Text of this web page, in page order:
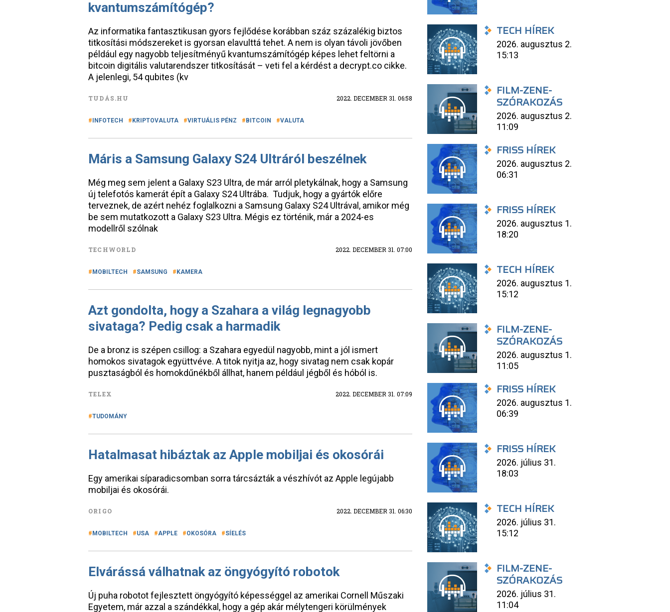
kvantumszámítógép?
Az informatika fantasztikusan gyors fejlődése korábban száz százalékig biztos
titkosítási módszereket is gyorsan elavulttá tehet. A nem is olyan távoli jövőben
például egy nagyobb teljesítményű kvantumszámítógép képes lehet feltörni a
bitcoin digitális valutarendszer titkosítását – veti fel a kérdést a decrypt.co cikke.
A jelenlegi, 54 qubites (kv
TUDÁS.HU 2022. DECEMBER 31. 06:58
INFOTECH KRIPTOVALUTA VIRTUÁLIS PÉNZ BITCOIN VALUTA
Máris a Samsung Galaxy S24 Ultráról beszélnek
Még meg sem jelent a Galaxy S23 Ultra, de már arról pletykálnak, hogy a Samsung
új telefotós kamerát épít a Galaxy S24 Ultrába. Tudjuk, hogy a gyártók előre
terveznek, de azért nehéz foglalkozni a Samsung Galaxy S24 Ultrával, amikor még
be sem mutatkozott a Galaxy S23 Ultra. Mégis ez történik, már a 2024-es
modellről szólnak
TECHWORLD 2022. DECEMBER 31. 07:00
MOBILTECH SAMSUNG KAMERA
Azt gondolta, hogy a Szahara a világ legnagyobb
sivataga? Pedig csak a harmadik
De a bronz is szépen csillog: a Szahara egyedül nagyobb, mint a jól ismert
homokos sivatagok együttvéve. A titok nyitja az, hogy sivatag nem csak kopár
pusztaságból és homokdűnékből állhat, hanem például jégből és hóból is.
TELEX 2022. DECEMBER 31. 07:09
TUDOMÁNY
Hatalmasat hibáztak az Apple mobiljai és okosórái
Egy amerikai síparadicsomban sorra tárcsázták a vészhívót az Apple legújabb
mobiljai és okosórái.
ORIGO 2022. DECEMBER 31. 06:30
MOBILTECH USA APPLE OKOSÓRA SÍELÉS
Elvárássá válhatnak az öngyógyító robotok
Új puha robotot fejlesztett öngyógyító képességgel az amerikai Cornell Műszaki
Egyetem, már azzal a szándékkal, hogy a gép akár mélytengeri körülmények
TECH HÍREK
2026. augusztus 2.
15:13
FILM-ZENE-
SZÓRAKOZÁS
2026. augusztus 2.
11:09
FRISS HÍREK
2026. augusztus 2.
06:31
FRISS HÍREK
2026. augusztus 1.
18:20
TECH HÍREK
2026. augusztus 1.
15:12
FILM-ZENE-
SZÓRAKOZÁS
2026. augusztus 1.
11:05
FRISS HÍREK
2026. augusztus 1.
06:39
FRISS HÍREK
2026. július 31.
18:03
TECH HÍREK
2026. július 31.
15:12
FILM-ZENE-
SZÓRAKOZÁS
2026. július 31.
11:04